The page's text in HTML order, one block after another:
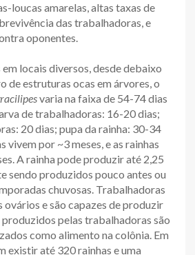
loucas amarelas, altas taxas de
das trabalhadoras, e
oponentes.
locais diversos, desde debaixo
de estruturas ocas em árvores, o
varia na faixa de 54-74 dias
de trabalhadoras: 16-20 dias;
20 dias; pupa da rainha: 30-34
vivem por ~3 meses, e as rainhas
A rainha pode produzir até 2,25
sendo produzidos pouco antes ou
chuvosas. Trabalhadoras
ovários e são capazes de produzir
pelas trabalhadoras são
como alimento na colônia. Em
existir até 320 rainhas e uma